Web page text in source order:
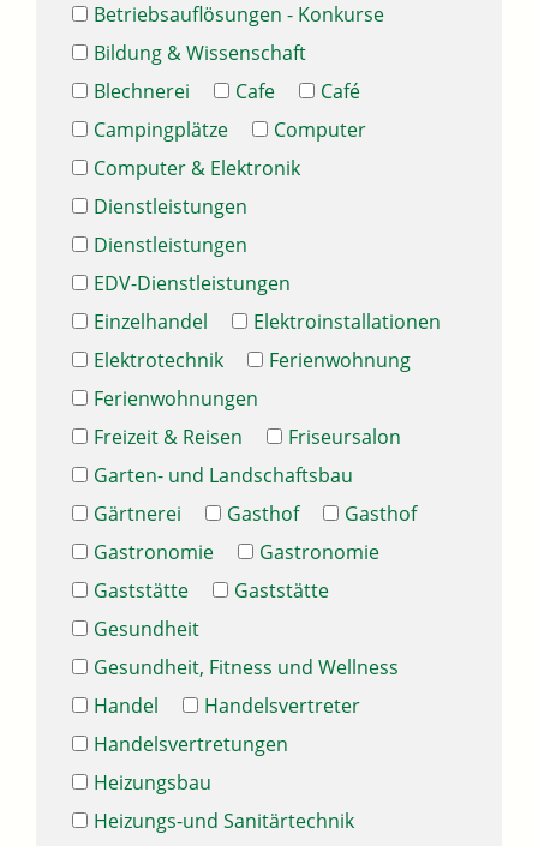
Betriebsauflösungen - Konkurse
Bildung & Wissenschaft
Blechnerei
Cafe
Café
Campingplätze
Computer
Computer & Elektronik
Dienstleistungen
Dienstleistungen
EDV-Dienstleistungen
Einzelhandel
Elektroinstallationen
Elektrotechnik
Ferienwohnung
Ferienwohnungen
Freizeit & Reisen
Friseursalon
Garten- und Landschaftsbau
Gärtnerei
Gasthof
Gasthof
Gastronomie
Gastronomie
Gaststätte
Gaststätte
Gesundheit
Gesundheit, Fitness und Wellness
Handel
Handelsvertreter
Handelsvertretungen
Heizungsbau
Heizungs-und Sanitärtechnik